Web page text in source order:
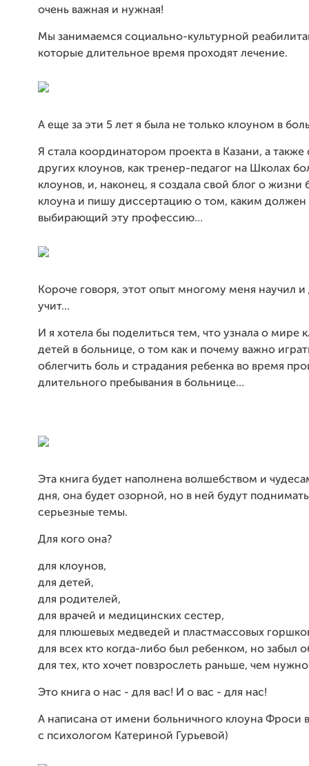
очень важная и нужная!
Мы занимаемся социально-культурной
которые длительное время проходят лечение.
А еще за эти 5 лет я была не только клоуном в
Я стала координатором проекта в Казани, а также
других клоунов, как тренер-педагог на Школах
клоунов, и, наконец, я создала свой блог о жизни
клоуна и пишу диссертацию о том, каким должен
выбирающий эту профессию…
Короче говоря, этот опыт многому меня научил
учит…
И я хотела бы поделиться тем, что узнала о мире
детей в больнице, о том как и почему важно
облегчить боль и страдания ребенка во время
длительного пребывания в больнице…
Эта книга будет наполнена волшебством и
дня, она будет озорной, но в ней будут
серьезные темы.
Для кого она?
для клоунов,
для детей,
для родителей,
для врачей и медицинских сестер,
для плюшевых медведей и пластмассовых
для всех кто когда-либо был ребенком, но забыл
для тех, кто хочет повзрослеть раньше, чем
Это книга о нас - для вас! И о вас - для нас!
А написана от имени больничного клоуна Фроси
с психологом Катериной Гурьевой)